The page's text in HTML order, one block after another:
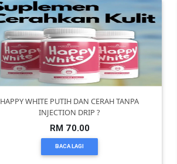
HAPPY WHITE PUTIH DAN CERAH TANPA
INJECTION DRIP ?
RM 70.00